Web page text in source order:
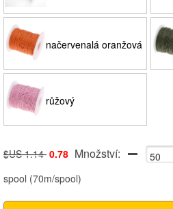
načervenalá oranžová
růžový
$US 1.14 0.78 Množství:
spool (70m/spool)